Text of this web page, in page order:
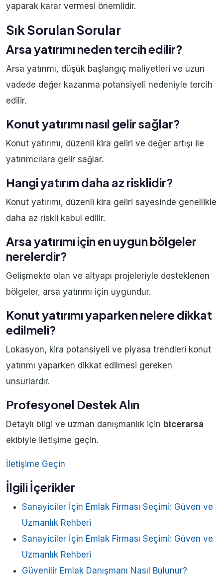
yaparak karar vermesi önemlidir.
Sık Sorulan Sorular
Arsa yatırımı neden tercih edilir?
Arsa yatırımı, düşük başlangıç maliyetleri ve uzun
vadede değer kazanma potansiyeli nedeniyle tercih
edilir.
Konut yatırımı nasıl gelir sağlar?
Konut yatırımı, düzenli kira geliri ve değer artışı ile
yatırımcılara gelir sağlar.
Hangi yatırım daha az risklidir?
Konut yatırımı, düzenli kira geliri sayesinde genellikle
daha az riskli kabul edilir.
Arsa yatırımı için en uygun bölgeler
nerelerdir?
Gelişmekte olan ve altyapı projeleriyle desteklenen
bölgeler, arsa yatırımı için uygundur.
Konut yatırımı yaparken nelere dikkat
edilmeli?
Lokasyon, kira potansiyeli ve piyasa trendleri konut
yatırımı yaparken dikkat edilmesi gereken
unsurlardır.
Profesyonel Destek Alın
Detaylı bilgi ve uzman danışmanlık için bicerarsa
ekibiyle iletişime geçin.
İletişime Geçin
İlgili İçerikler
Sanayiciler İçin Emlak Firması Seçimi: Güven ve
Uzmanlık Rehberi
Sanayiciler İçin Emlak Firması Seçimi: Güven ve
Uzmanlık Rehberi
Güvenilir Emlak Danışmanı Nasıl Bulunur?